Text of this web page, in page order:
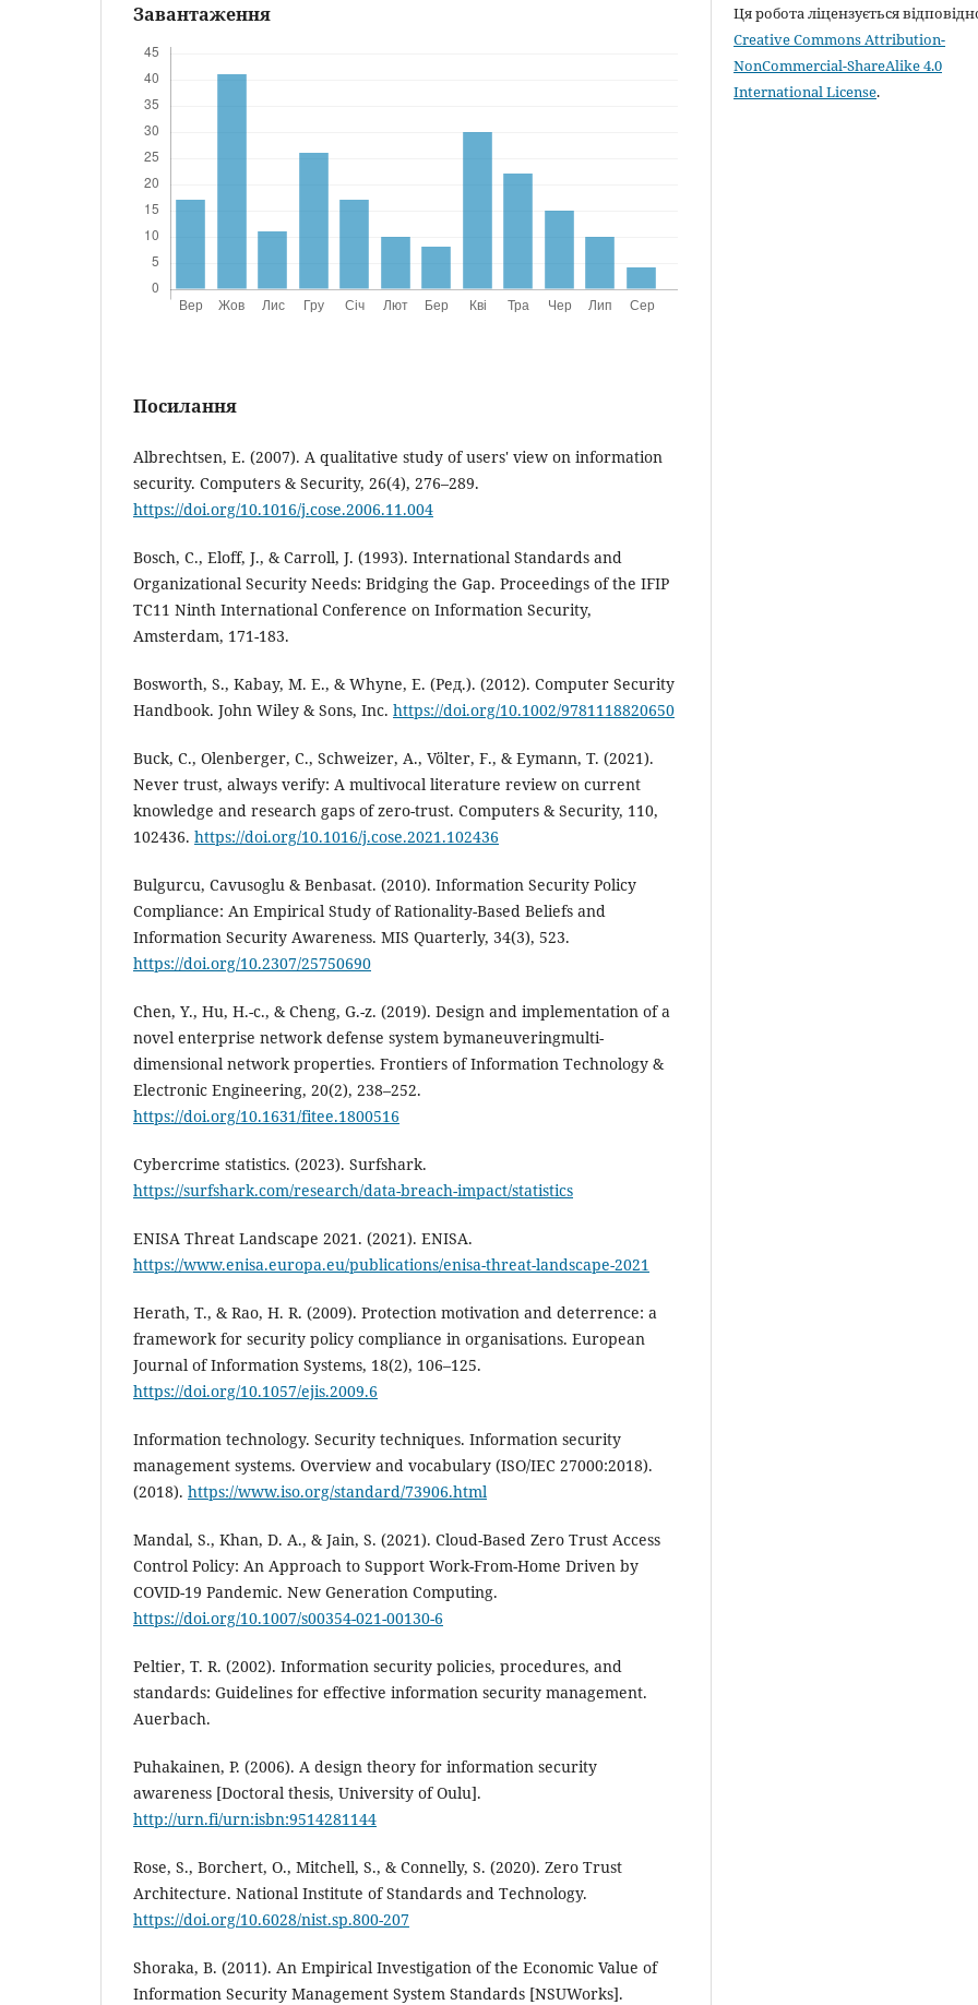
Завантаження
Посилання
Albrechtsen, E. (2007). A qualitative study of users' view on information
security. Computers & Security, 26(4), 276–289.
https://doi.org/10.1016/j.cose.2006.11.004
Bosch, C., Eloff, J., & Carroll, J. (1993). International Standards and
Organizational Security Needs: Bridging the Gap. Proceedings of the IFIP
TC11 Ninth International Conference on Information Security,
Amsterdam, 171-183.
Bosworth, S., Kabay, M. E., & Whyne, E. (Ред.). (2012). Computer Security
Handbook. John Wiley & Sons, Inc. https://doi.org/10.1002/9781118820650
Buck, C., Olenberger, C., Schweizer, A., Völter, F., & Eymann, T. (2021).
Never trust, always verify: A multivocal literature review on current
knowledge and research gaps of zero-trust. Computers & Security, 110,
102436. https://doi.org/10.1016/j.cose.2021.102436
Bulgurcu, Cavusoglu & Benbasat. (2010). Information Security Policy
Compliance: An Empirical Study of Rationality-Based Beliefs and
Information Security Awareness. MIS Quarterly, 34(3), 523.
https://doi.org/10.2307/25750690
Chen, Y., Hu, H.-c., & Cheng, G.-z. (2019). Design and implementation of a
novel enterprise network defense system bymaneuveringmulti-
dimensional network properties. Frontiers of Information Technology &
Electronic Engineering, 20(2), 238–252.
https://doi.org/10.1631/fitee.1800516
Cybercrime statistics. (2023). Surfshark.
https://surfshark.com/research/data-breach-impact/statistics
ENISA Threat Landscape 2021. (2021). ENISA.
https://www.enisa.europa.eu/publications/enisa-threat-landscape-2021
Herath, T., & Rao, H. R. (2009). Protection motivation and deterrence: a
framework for security policy compliance in organisations. European
Journal of Information Systems, 18(2), 106–125.
https://doi.org/10.1057/ejis.2009.6
Information technology. Security techniques. Information security
management systems. Overview and vocabulary (ISO/IEC 27000:2018).
(2018). https://www.iso.org/standard/73906.html
Mandal, S., Khan, D. A., & Jain, S. (2021). Cloud-Based Zero Trust Access
Control Policy: An Approach to Support Work-From-Home Driven by
COVID-19 Pandemic. New Generation Computing.
https://doi.org/10.1007/s00354-021-00130-6
Peltier, T. R. (2002). Information security policies, procedures, and
standards: Guidelines for effective information security management.
Auerbach.
Puhakainen, P. (2006). A design theory for information security
awareness [Doctoral thesis, University of Oulu].
http://urn.fi/urn:isbn:9514281144
Rose, S., Borchert, O., Mitchell, S., & Connelly, S. (2020). Zero Trust
Architecture. National Institute of Standards and Technology.
https://doi.org/10.6028/nist.sp.800-207
Shoraka, B. (2011). An Empirical Investigation of the Economic Value of
Information Security Management System Standards [NSUWorks].
Ця робота ліцензується
Creative Commons Attribution-
NonCommercial-ShareAlike 4.0
International License.